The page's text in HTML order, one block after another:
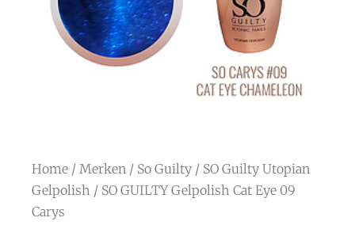
Home / Merken / So Guilty / SO Guilty Utopian
Gelpolish / SO GUILTY Gelpolish Cat Eye 09
Carys